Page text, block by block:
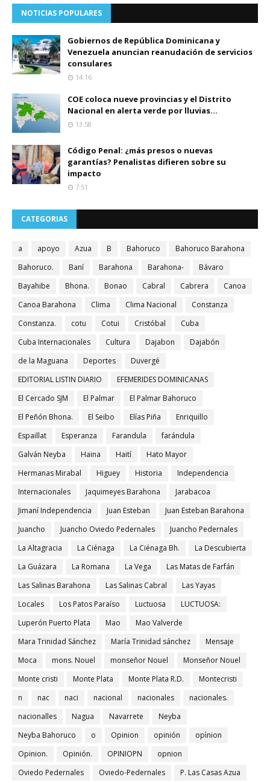
NOTICIAS POPULARES
Gobiernos de República Dominicana y
Venezuela anuncian reanudación de servicios
consulares
14:16
COE coloca nueve provincias y el Distrito
Nacional en alerta verde por lluvias...
13:58
Código Penal: ¿más presos o nuevas
garantías? Penalistas difieren sobre su
impacto
7:51
CATEGORIAS
a apoyo Azua B Bahoruco
Bahoruco Barahona
Bahoruco.
Baní Barahona Barahona-
Bávaro
Bayahibe
Bhona. Bonao Cabral Cabrera
Canoa
Canoa Barahona
Clima Clima Nacional
Constanza
Constanza.
cotu Cotui Cristóbal
Cuba
Cuba Internacionales
Cultura Dajabon
Dajabón
de la Maguana
Deportes
Duvergé
EDITORIAL LISTIN DIARIO
EFEMERIDES DOMINICANAS
El Cercado SJM
El Palmar
El Palmar Bahoruco
El Peñón Bhona.
El Seibo Elías Piña
Enriquillo
Espaillat
Esperanza Farandula
farándula
Galván Neyba
Haina Haití
Hato Mayor
Hermanas Mirabal
Higuey Historia
Independencia
Internacionales
Jaquimeyes Barahona
Jarabacoa
Jimaní Independencia
Juan Esteban
Juan Esteban Barahona
Juancho
Juancho Oviedo Pedernales
Juancho Pedernales
La Altagracia
La Ciénaga La Ciénaga Bh.
La Descubierta
La Guázara
La Romana La Vega
Las Matas de Farfán
Las Salinas Barahona
Las Salinas Cabral
Las Yayas
Locales
Los Patos Paraíso Luctuosa
LUCTUOSA:
Luperón Puerto Plata
Mao
Mao Valverde
Mara Trinidad Sánchez
María Trinidad sánchez
Mensaje
Moca
mons. Nouel monseñor Nouel
Monseñor Nouel
Monte cristi
Monte Plata Monte Plata R.D.
Montecristi
n
nac naci nacional nacionales
nacionales.
nacionalles
Nagua Navarrete
Neyba
Neyba Bahoruco
o Opinion opinión
opìnion
Opinion.
Opinión. OPINIOPN
opnion
Oviedo Pedernales
Oviedo-Pedernales
P. Las Casas Azua